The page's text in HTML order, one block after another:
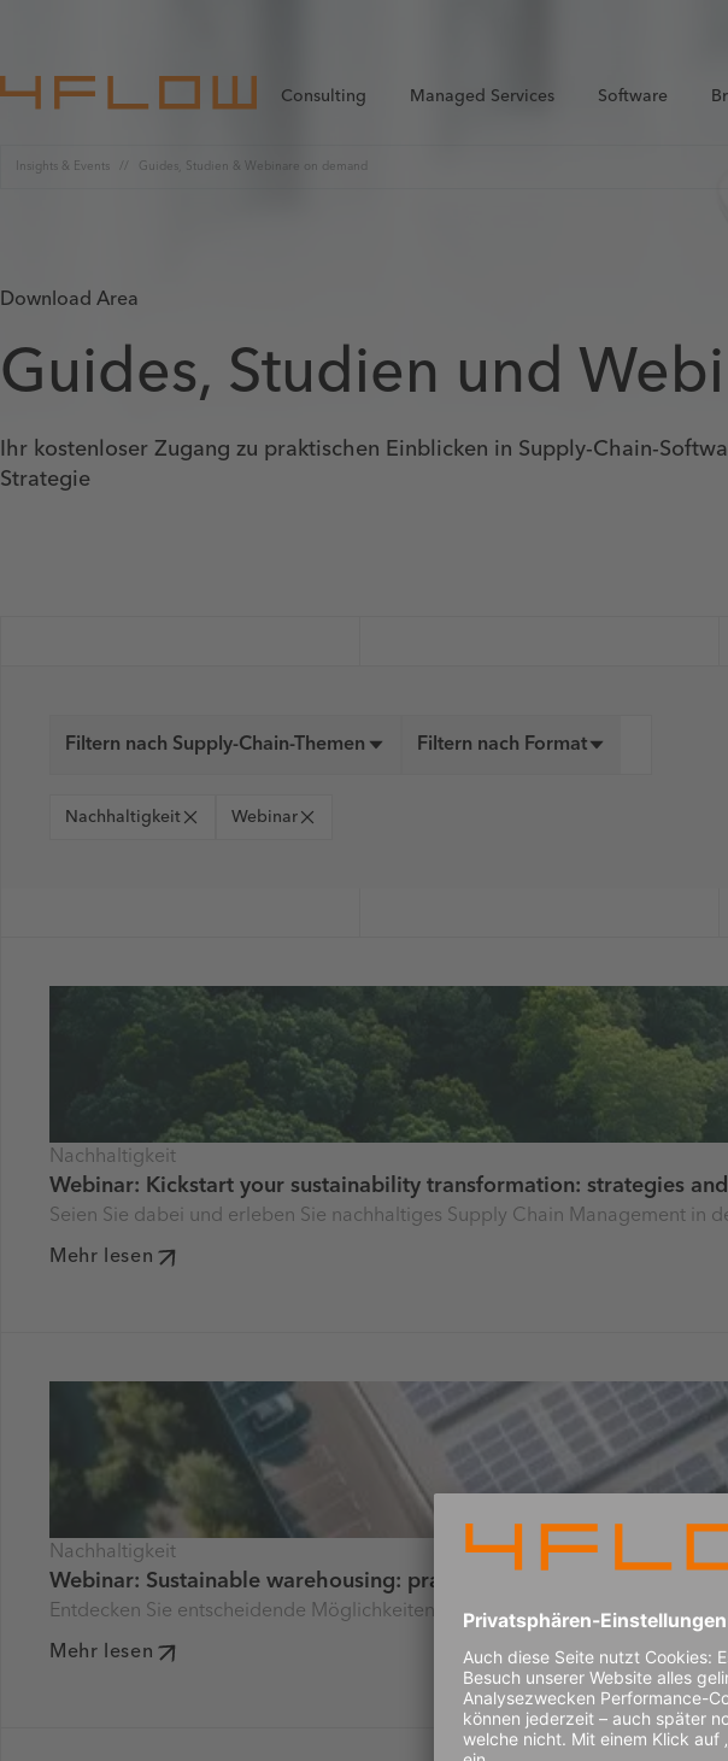
Consulting Managed Services Software
Insights & Events Guides, Studien & Webinare on demand
Download Area
Guides, Studien und
Ihr kostenloser Zugang zu praktischen Einblicken in Supply-Chain-
Strategie
Filtern nach Supply-Chain-Themen Filtern nach Format
Nachhaltigkeit Webinar
Nachhaltigkeit
Webinar: Kickstart your sustainability transformation: strategies
Seien Sie dabei und erleben Sie nachhaltiges Supply Chain Management in
Mehr lesen
Nachhaltigkeit
Webinar: Sustainable warehousing: practical measures for emission
Entdecken Sie entscheidende Möglichkeiten, um Lager nachhaltiger zu
Mehr lesen